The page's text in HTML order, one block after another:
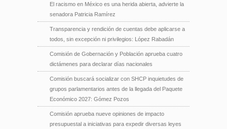
El racismo en México es una herida abierta, advierte la
senadora Patricia Ramírez
Transparencia y rendición de cuentas debe aplicarse a
todos, sin excepción ni privilegios: López Rabadán
Comisión de Gobernación y Población aprueba cuatro
dictámenes para declarar días nacionales
Comisión buscará socializar con SHCP inquietudes de
grupos parlamentarios antes de la llegada del Paquete
Económico 2027: Gómez Pozos
Comisión aprueba nueve opiniones de impacto
presupuestal a iniciativas para expedir diversas leyes